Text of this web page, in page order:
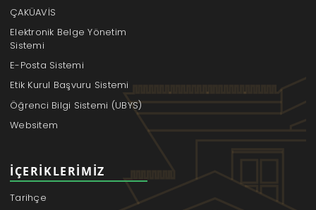
ÇAKÜAVİS
Elektronik Belge Yönetim
Sistemi
E-Posta Sistemi
Etik Kurul Başvuru Sistemi
Öğrenci Bilgi Sistemi (UBYS)
Websitem
İÇERIKLERIMIZ
Tarihçe